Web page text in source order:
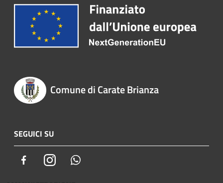
Comune di Carate Brianza
SEGUICI SU
FacebookInstagram